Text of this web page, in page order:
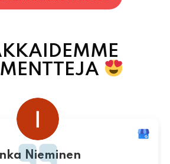
Inka Nieminen